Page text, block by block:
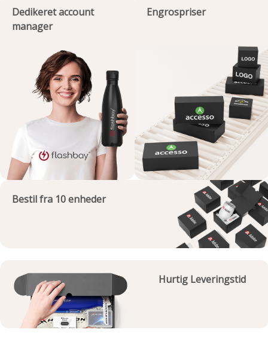
Dedikeret account
manager
Engrospriser
Bestil fra 10 enheder
Hurtig Leveringstid